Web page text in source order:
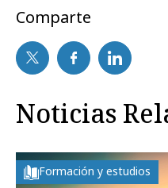
Comparte
Noticias
Formación y estudios